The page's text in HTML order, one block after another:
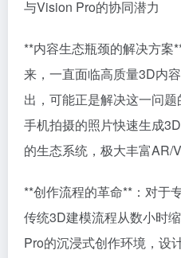
与Vision Pro的协同潜力
**内容生态瓶颈的解决方案
来，一直面临高质量3D内
出，可能正是解决这一问
手机拍摄的照片快速生成
的生态系统，极大丰富AR/
**创作流程的革命**：对于
传统3D建模流程从数小时
Pro的沉浸式创作环境，设